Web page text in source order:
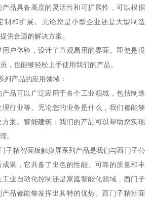
产品具备高度的灵活性和可扩展性，可以根据
制和扩展。无论您是小型企业还是大型制造
供合适的解决方案。
户体验，设计了直观易用的界面。即使是没
，也能够轻松上手使用我们的产品。
列产品的应用领域：
品可以广泛应用于各个工业领域，包括制造
行业等。无论您的业务是什么，我们都能够
案。智能建筑：我们的产品可以帮助您实现
。
智面板触摸屏系列产品是我们与西门子公
果，它具备了出色的性能、可靠的质量和丰
业自动化控制还是家庭智能化领域，西门子
品都能够发挥出其特的优势。西门子精智面